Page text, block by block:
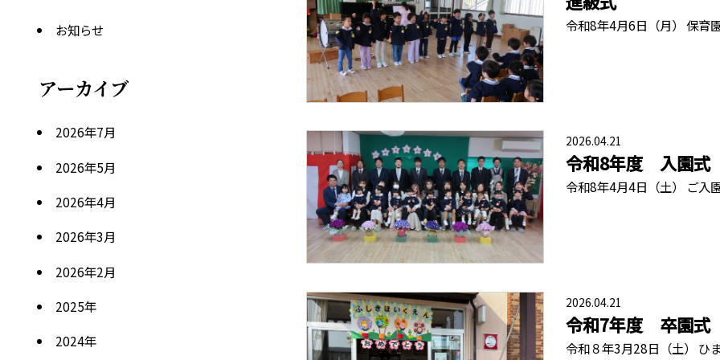
お知らせ
アーカイブ
2026年7月
2026年5月
2026年4月
2026年3月
2026年2月
2025年
2024年
令和8年4月6日（月） 保育
2026.04.21
令和8年度 入園式
令和8年4月4日（土） ご入
2026.04.21
令和7年度 卒園式
令和８年3月28日（土） ひ